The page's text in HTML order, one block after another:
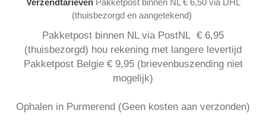
Verzendtarieven Pakketpost binnen NL € 6,50 via DHL
(thuisbezorgd en aangetekend)
Pakketpost binnen NL via PostNL € 6,95
(thuisbezorgd) hou rekening met langere levertijd
Pakketpost Belgie € 9,95 (brievenbuszending niet
mogelijk)
Ophalen in Purmerend (Geen kosten aan verzonden)